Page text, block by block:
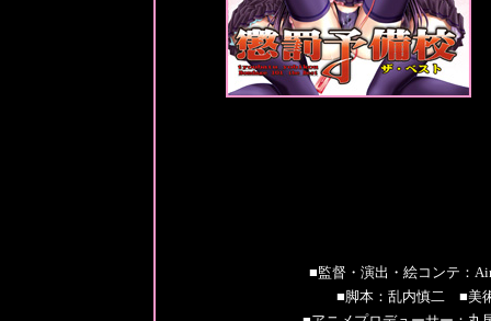
■監督・演出・絵コンテ：
■脚本：乱内慎二 ■美